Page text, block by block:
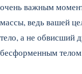
очень важным
массы, ведь вашей
тело, а не обвисший
бесформенным